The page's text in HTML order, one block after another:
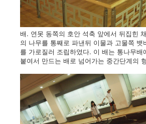
배. 연못 동쪽의 호안 석축 앞에서 뒤집힌
의 나무를 통째로 파낸뒤 이물과 고물쪽 뱃
를 가로질러 조립하였다. 이 배는 통나무배
붙여서 만드는 배로 넘어가는 중간단계의